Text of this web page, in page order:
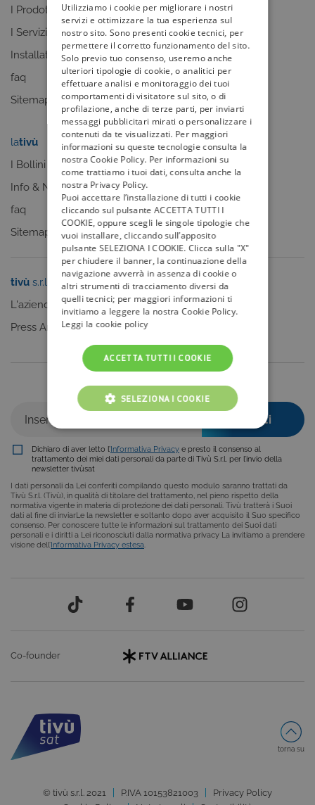
I Prodotti
I Servizi
Installatori
faq
Sitemap
La Guida +
faq
Sitemap
lativù
I Bollini
Info & News
faq
Sitemap
my tivù
tivù s.r.l.
L'azienda
Press Area
Sei un editore?
Clicca qui
Iscriviti alla nostra newsletter
Dichiaro di aver letto l’Informativa Privacy e presto il consenso al
trattamento dei miei dati personali da parte di Tivù S.r.l. per l’invio della
newsletter tivùsat
I dati personali da Lei conferiti compilando questo modulo saranno trattati da
Tivù S.r.l. (Tivù), in qualità di titolare del trattamento, nel pieno rispetto della
normativa vigente in materia di protezione dei dati personali. Tivù tratterà i Suoi
dati al fine di inviarLe la newsletter e soltanto dopo aver acquisito il Suo specifico
consenso. Per conoscere tutte le informazioni sul trattamento dei Suoi dati
personali e i diritti a Lei riconosciuti dalla normativa privacy La invitiamo a prendere
visione dell’Informativa Privacy estesa
Co-founder
torna su
© tivù s.r.l. 2021 P.IVA 10153821003
Privacy Policy
Utilizziamo i cookie per migliorare i nostri
servizi e ottimizzare la tua esperienza sul
nostro sito. Sono presenti cookie tecnici, per
permettere il corretto funzionamento del sito.
Solo previo tuo consenso, useremo anche
ulteriori tipologie di cookie, o analitici per
effettuare analisi e monitoraggio dei tuoi
comportamenti di visitatore sul sito, o di
profilazione, anche di terze parti, per inviarti
messaggi pubblicitari mirati o personalizzare i
contenuti da te visualizzati. Per maggiori
informazioni su queste tecnologie consulta la
nostra Cookie Policy. Per informazioni su
come trattiamo i tuoi dati, consulta anche la
nostra Privacy Policy.
Puoi accettare l’installazione di tutti i cookie
cliccando sul pulsante ACCETTA TUTTI I
COOKIE, oppure scegli le singole tipologie che
vuoi installare, cliccando sull’apposito
pulsante SELEZIONA I COOKIE. Clicca sulla "X"
per chiudere il banner, la continuazione della
navigazione avverrà in assenza di cookie o
altri strumenti di tracciamento diversi da
quelli tecnici; per maggiori informazioni ti
invitiamo a leggere la nostra Cookie Policy.
Leggi la cookie policy
ACCETTA TUTTI I COOKIE
SELEZIONA I COOKIE
COOKIE TECNICI
COOKIE ANALITICI
COOKIE DI PROFILAZIONE
FUNZIONALITÀ
Cookie di profilazione
Funzionalità
essere disattivati. Vengono impostati solo in
risposta ad azioni da te effettuate nel corso della
ricordando le scelte e in base ai criteri da te
selezionati (es. lingua, prodotti presenti nel
carrello). È possibile impostare il browser per
norma, dati personali.